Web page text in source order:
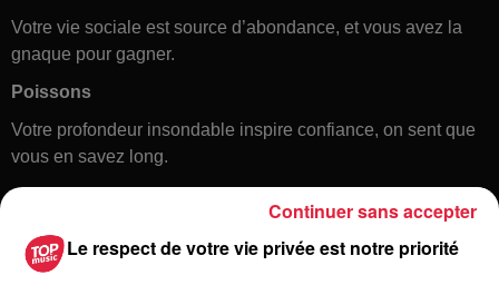
Votre vie sociale est source d’abondance, et vous avez la
gnaque pour gagner.
Poissons
Votre profondeur insondable inspire confiance, on sent que
vous en savez long.
Le respect de votre vie privée est notre priorité
Continuer sans accepter